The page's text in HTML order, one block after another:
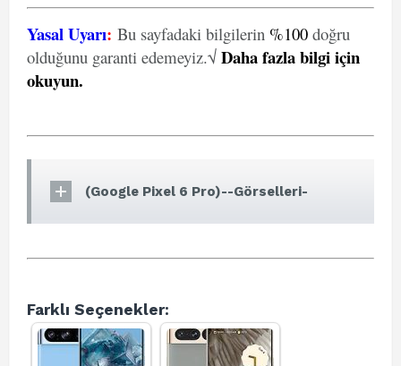
Yasal Uyarı: Bu sayfadaki bilgilerin %100 doğru
olduğunu garanti edemeyiz.√ Daha fazla bilgi için
okuyun.
(Google Pixel 6 Pro)--Görselleri-
Farklı Seçenekler: